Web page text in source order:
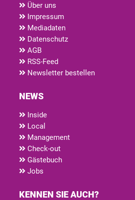
Über uns
Impressum
Mediadaten
Datenschutz
AGB
RSS-Feed
Newsletter bestellen
NEWS
Inside
Local
Management
Check-out
Gästebuch
Jobs
KENNEN SIE AUCH?